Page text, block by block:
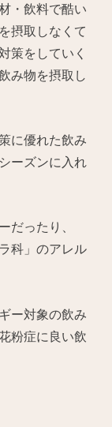
・飲料で酷い
摂取しなくて
策をしていく
み物を摂取し
に優れた飲み
ーズンに入れ
だったり、
科」のアレル
ー対象の飲み
粉症に良い飲